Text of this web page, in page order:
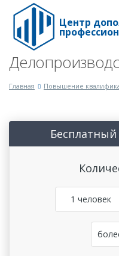
Центр
Главная Повышение
1 человек